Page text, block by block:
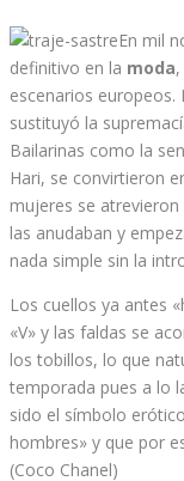
En mil
definitivo en la moda
escenarios
sustituyó la
Bailarinas como la
Hari, se convirtieron
mujeres se
las anudaban y
nada simple sin la
Los cuellos ya antes
«V» y las faldas se
los tobillos, lo que
temporada pues a lo
sido el símbolo
hombres» y que por
(Coco Chanel)